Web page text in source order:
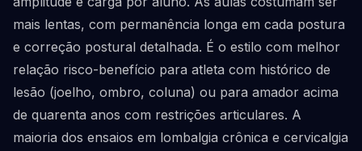
mais lentas, com permanência longa em cada postura
e correção postural detalhada. É o estilo com melhor
relação risco-benefício para atleta com histórico de
lesão (joelho, ombro, coluna) ou para amador acima
de quarenta anos com restrições articulares. A
maioria dos ensaios em lombalgia crônica e cervicalgia